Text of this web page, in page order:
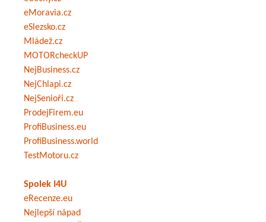
eMoravia.cz
eSlezsko.cz
Mládež.cz
MOTORcheckUP
NejBusiness.cz
NejChlapi.cz
NejSenioři.cz
ProdejFirem.eu
ProfiBusiness.eu
ProfiBusiness.world
TestMotoru.cz
Spolek I4U
eRecenze.eu
Nejlepší nápad